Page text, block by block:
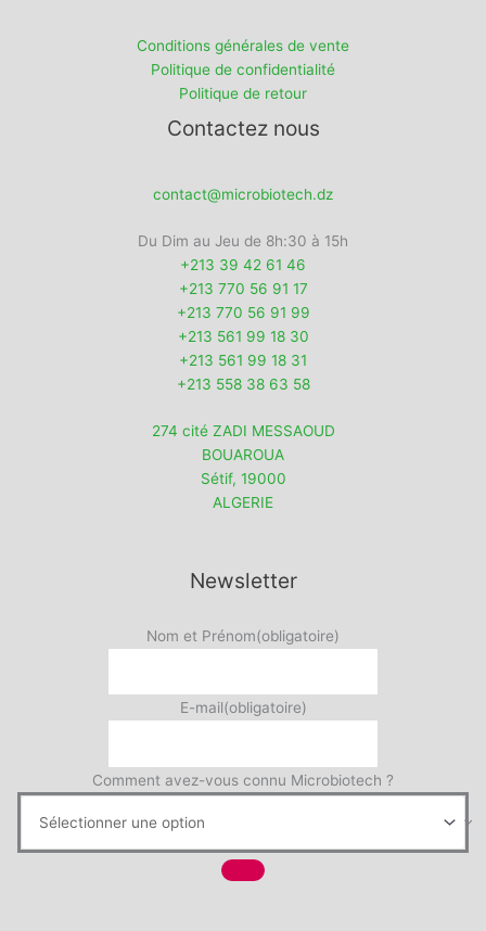
Conditions générales de vente
Politique de confidentialité
Politique de retour
Contactez nous
contact@microbiotech.dz
Du Dim au Jeu de 8h:30 à 15h
+213 39 42 61 46
+213 770 56 91 17
+213 770 56 91 99
+213 561 99 18 30
+213 561 99 18 31
+213 558 38 63 58
274 cité ZADI MESSAOUD
BOUAROUA
Sétif, 19000
ALGERIE
Newsletter
Nom et Prénom(obligatoire)
E-mail(obligatoire)
Comment avez-vous connu Microbiotech ?